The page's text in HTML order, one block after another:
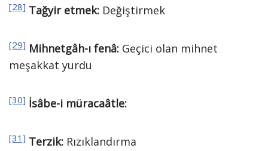
[28] Tağyir etmek: Değiştirmek
[29] Mihnetgâh-ı fenâ: Geçici olan mihnet
meşakkat yurdu
[30] İsâbe-i müracaâtle:
[31] Terzik: Rızıklandırma